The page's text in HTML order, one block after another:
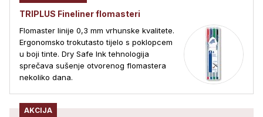
TRIPLUS Fineliner flomasteri
Flomaster linije 0,3 mm vrhunske kvalitete.
Ergonomsko trokutasto tijelo s poklopcem
u boji tinte. Dry Safe Ink tehnologija
sprečava sušenje otvorenog flomastera
nekoliko dana.
AKCIJA